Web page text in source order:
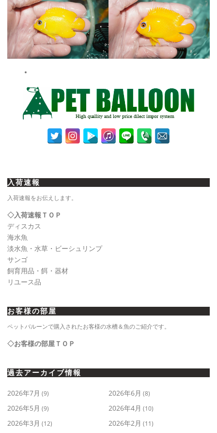
入荷速報
入荷速報をお伝えします。
◇入荷速報ＴＯＰ
ディスカス
海水魚
淡水魚・水草・ビーシュリンプ
サンゴ
飼育用品・餌・器材
リユース品
お客様の部屋
ペットバルーンで購入されたお客様の水槽＆魚のご紹介です。
◇お客様の部屋ＴＯＰ
過去アーカイブ情報
2026年7月 (9) 2026年6月 (8)
2026年5月 (9) 2026年4月 (10)
2026年3月 (12) 2026年2月 (11)